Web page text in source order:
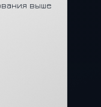
выше